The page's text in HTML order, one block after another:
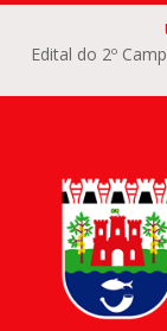
Edital do 2º